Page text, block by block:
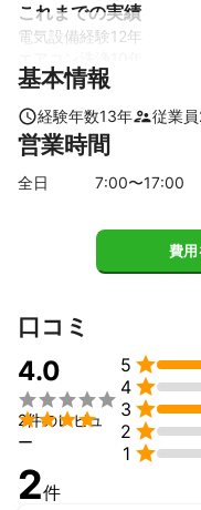
これまでの実績
電気設備経験12年
揚重5年
基本情報
経験年数13年 従業員
営業時間
全日 7:00〜17:00
費用
口コミ
4.0


2件のレビュ
ー
5 
4 
3 
2 
1 
2件